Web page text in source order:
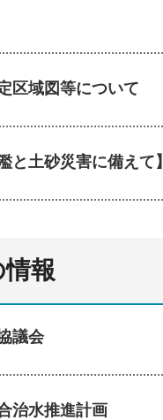
区域図等について
と土砂災害に備えて】
報
議会
治水推進計画